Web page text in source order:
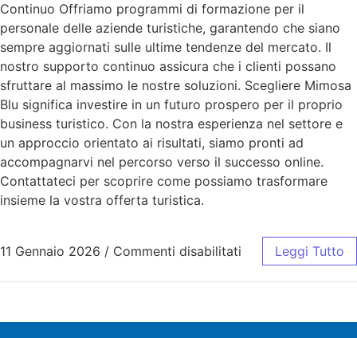
Continuo Offriamo programmi di formazione per il
personale delle aziende turistiche, garantendo che siano
sempre aggiornati sulle ultime tendenze del mercato. Il
nostro supporto continuo assicura che i clienti possano
sfruttare al massimo le nostre soluzioni. Scegliere Mimosa
Blu significa investire in un futuro prospero per il proprio
business turistico. Con la nostra esperienza nel settore e
un approccio orientato ai risultati, siamo pronti ad
accompagnarvi nel percorso verso il successo online.
Contattateci per scoprire come possiamo trasformare
insieme la vostra offerta turistica.
11 Gennaio 2026 / Commenti disabilitati Leggi Tutto